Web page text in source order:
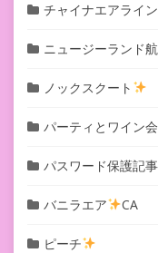
チャイナエアライン
ニュージーランド
ノックスクート
パーティとワイン
パスワード保護記事
バニラエア CA
ピーチ